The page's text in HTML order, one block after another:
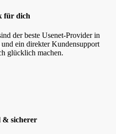
für dich
der beste Usenet-Provider in
ein direkter Kundensupport
glücklich machen.
& sicherer